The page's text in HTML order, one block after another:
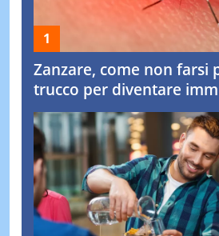
Zanzare, come non farsi
trucco per diventare